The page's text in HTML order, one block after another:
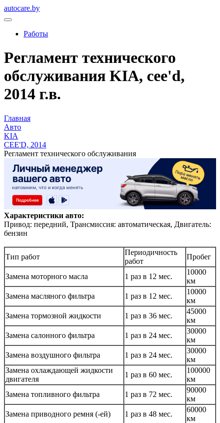
autocare.by
Работы
Регламент технического
обслуживания KIA, cee'd,
2014 г.в.
Главная
Авто
KIA
CEE'D, 2014
Регламент технического обслуживания
Характеристики авто:
Привод: передний, Трансмиссия: автоматическая, Двигатель:
бензин
Тип работ
Периодичность
работ
Пробег
Замена моторного масла 1 раз в 12 мес.
10000
км
Замена масляного фильтра
1 раз в 12 мес.
10000
км
Замена тормозной жидкости
1 раз в 36 мес.
45000
км
Замена салонного фильтра
1 раз в 24 мес.
30000
км
Замена воздушного фильтра
1 раз в 24 мес.
30000
км
Замена охлаждающей жидкости
двигателя
1 раз в 60 мес.
100000
км
Замена топливного фильтра
1 раз в 72 мес.
90000
км
Замена приводного ремня (-ей)
1 раз в 48 мес.
60000
км